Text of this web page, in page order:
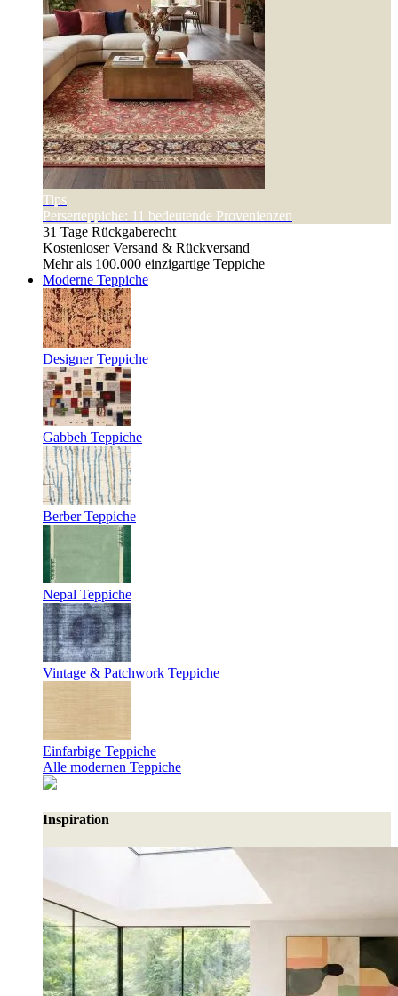
Tips
Perserteppiche: 11 bedeutende Provenienzen
31 Tage Rückgaberecht
Kostenloser Versand & Rückversand
Mehr als 100.000 einzigartige Teppiche
Moderne Teppiche
Designer Teppiche
Gabbeh Teppiche
Berber Teppiche
Nepal Teppiche
Vintage & Patchwork Teppiche
Einfarbige Teppiche
Alle modernen Teppiche
Inspiration